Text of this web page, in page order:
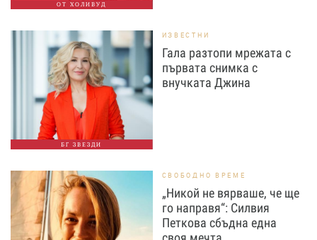
ОТ ХОЛИВУД
БГ ЗВЕЗДИ
ИЗВЕСТНИ
Гала разтопи мрежата с
първата снимка с
внучката Джина
СВОБОДНО ВРЕМЕ
„Никой не вярваше, че ще
го направя“: Силвия
Петкова сбъдна една